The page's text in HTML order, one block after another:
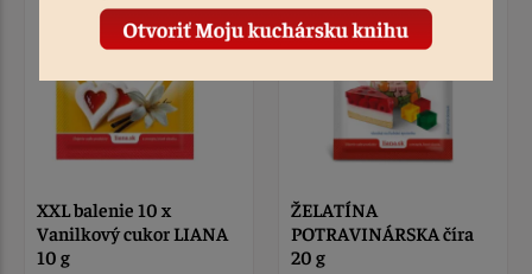
XXL balenie 10 x
Vanilkový cukor LIANA
10 g
ŽELATÍNA
POTRAVINÁRSKA číra
20 g